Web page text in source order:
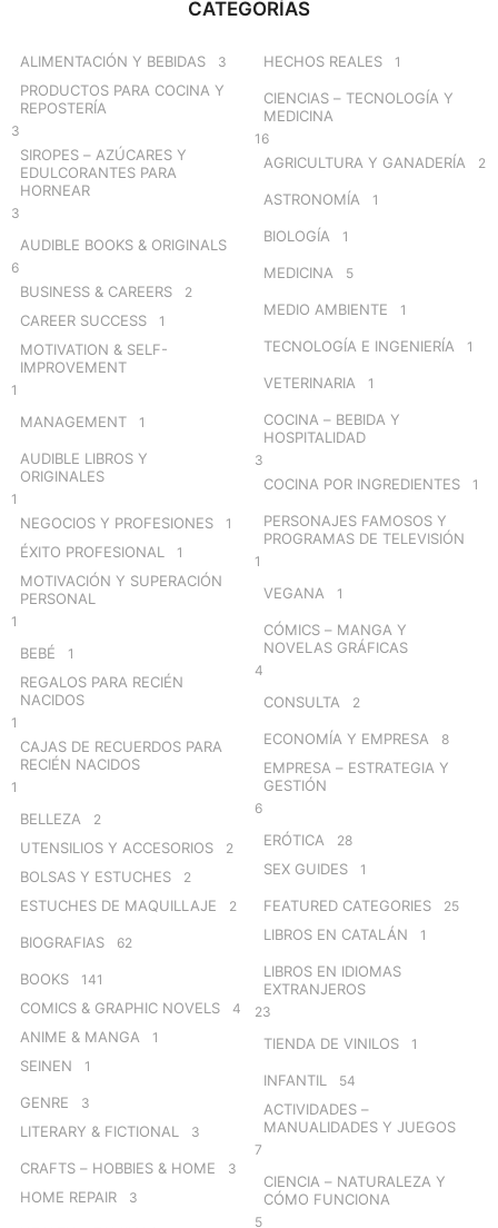
CATEGORÍAS
ALIMENTACIÓN Y BEBIDAS 3
PRODUCTOS PARA COCINA Y
REPOSTERÍA
3
SIROPES – AZÚCARES Y
EDULCORANTES PARA
HORNEAR
3
AUDIBLE BOOKS & ORIGINALS
6
BUSINESS & CAREERS 2
CAREER SUCCESS 1
MOTIVATION & SELF-
IMPROVEMENT
1
MANAGEMENT 1
AUDIBLE LIBROS Y
ORIGINALES
1
NEGOCIOS Y PROFESIONES 1
ÉXITO PROFESIONAL 1
MOTIVACIÓN Y SUPERACIÓN
PERSONAL
1
BEBÉ 1
REGALOS PARA RECIÉN
NACIDOS
1
CAJAS DE RECUERDOS PARA
RECIÉN NACIDOS
1
BELLEZA 2
UTENSILIOS Y ACCESORIOS 2
BOLSAS Y ESTUCHES 2
ESTUCHES DE MAQUILLAJE 2
BIOGRAFIAS 62
BOOKS 141
COMICS & GRAPHIC NOVELS 4
ANIME & MANGA 1
SEINEN 1
GENRE 3
LITERARY & FICTIONAL 3
CRAFTS – HOBBIES & HOME 3
HOME REPAIR 3
HECHOS REALES 1
CIENCIAS – TECNOLOGÍA Y
MEDICINA
16
AGRICULTURA Y GANADERÍA 2
ASTRONOMÍA 1
BIOLOGÍA 1
MEDICINA 5
MEDIO AMBIENTE 1
TECNOLOGÍA E INGENIERÍA 1
VETERINARIA 1
COCINA – BEBIDA Y
HOSPITALIDAD
3
COCINA POR INGREDIENTES 1
PERSONAJES FAMOSOS Y
PROGRAMAS DE TELEVISIÓN
1
VEGANA 1
CÓMICS – MANGA Y
NOVELAS GRÁFICAS
4
CONSULTA 2
ECONOMÍA Y EMPRESA 8
EMPRESA – ESTRATEGIA Y
GESTIÓN
6
ERÓTICA 28
SEX GUIDES 1
FEATURED CATEGORIES 25
LIBROS EN CATALÁN 1
LIBROS EN IDIOMAS
EXTRANJEROS
23
TIENDA DE VINILOS 1
INFANTIL 54
ACTIVIDADES –
MANUALIDADES Y JUEGOS
7
CIENCIA – NATURALEZA Y
CÓMO FUNCIONA
5